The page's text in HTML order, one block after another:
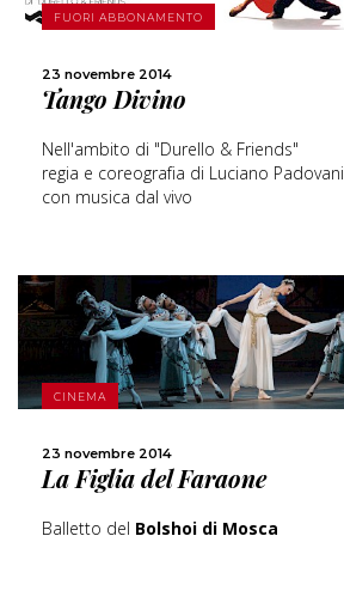
FUORI ABBONAMENTO
23 novembre 2014
Tango Divino
Nell'ambito di "Durello & Friends"
regia e coreografia di Luciano Padovani
con musica dal vivo
SCOPRI DI PIÙ
CINEMA
23 novembre 2014
La Figlia del Faraone
Balletto del Bolshoi di Mosca
SCOPRI DI PIÙ